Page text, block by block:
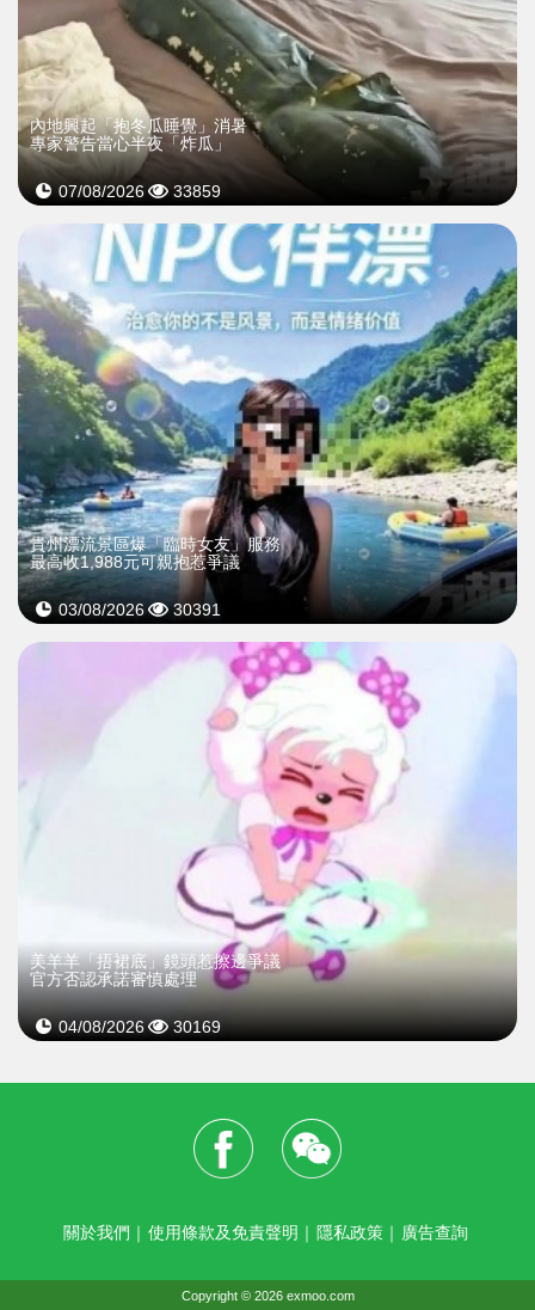
內地興起「抱冬瓜睡覺」消暑
專家警告當心半夜「炸瓜」
07/08/2026 33859
貴州漂流景區爆「臨時女友」服務
最高收1,988元可親抱惹爭議
03/08/2026 30391
美羊羊「捂裙底」鏡頭惹擦邊爭議
官方否認承諾審慎處理
04/08/2026 30169
關於我們 ｜ 使用條款及免責聲明 ｜ 隱私政策 ｜ 廣告查詢
Copyright © 2026 exmoo.com